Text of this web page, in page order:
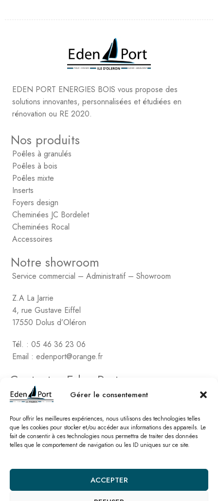
Gérer le consentement
Pour offrir les meilleures expériences, nous utilisons des technologies telles
que les cookies pour stocker et/ou accéder aux informations des appareils. Le
fait de consentir à ces technologies nous permettra de traiter des données
telles que le comportement de navigation ou les ID uniques sur ce site.
ACCEPTER
EDEN PORT ENERGIES BOIS vous propose des
solutions innovantes, personnalisées et étudiées en
rénovation ou RE 2020.
Nos produits
Poêles à granulés
Poêles à bois
Poêles mixte
Inserts
Foyers design
Cheminées JC Bordelet
Cheminées Rocal
Accessoires
Notre showroom
Service commercial – Administratif – Showroom
Z.A La Jarrie
4, rue Gustave Eiffel
17550 Dolus d’Oléron
Tél. : 05 46 36 23 06
Email : edenport@orange.fr
Contactez Eden Port
Comptabilité
2, rue de Vert-Bois – La Gaconnière
17480 le Château d’Oléon
Tél. : 05 46 47 78 16